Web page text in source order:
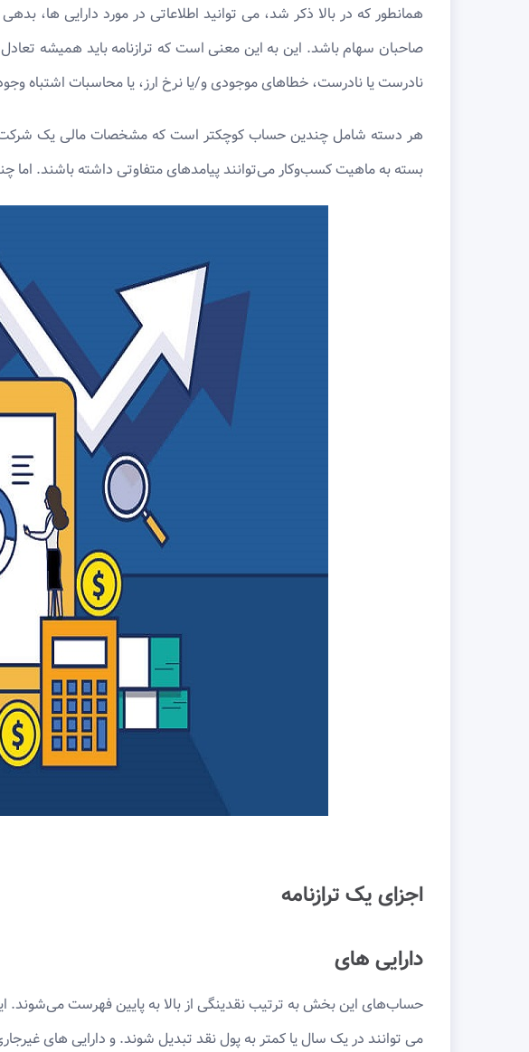
همانطور که در بالا ذکر شد، می توانید اطلاعاتی در مورد دارایی ها،
صاحبان سهام باشد. این به این معنی است که ترازنامه باید همیشه
نادرست یا نادرست، خطاهای موجودی و/یا نرخ ارز، یا محاسبات اشتباه
هر دسته شامل چندین حساب کوچکتر است که مشخصات مالی یک شرکت
بسته به ماهیت کسب‌وکار می‌توانند پیامدهای متفاوتی داشته باشند. اما
اجزای یک ترازنامه
دارایی های
حساب‌های این بخش به ترتیب نقدینگی از بالا به پایین فهرست می‌شوند.
می توانند در یک سال یا کمتر به پول نقد تبدیل شوند. و دارایی های